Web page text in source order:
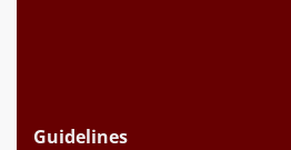
Guidelines